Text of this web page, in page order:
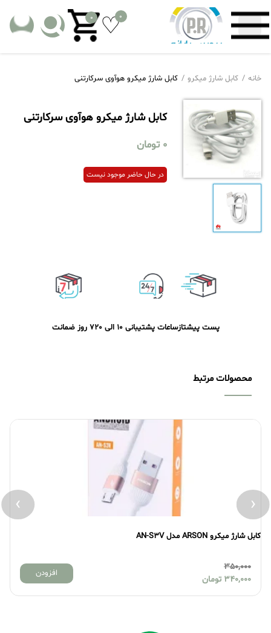
0
0
خانه کابل شارژ میکرو کابل شارژ میکرو هوآوی سرکارتنی
کابل شارژ میکرو هوآوی سرکارتنی
0 تومان
در حال حاضر موجود نیست
پست پیشتازساعات پشتیبانی 10 الی 20 7 روز ضمانت
محصولات مرتبط
کابل شارژ میکرو ARSON مدل AN-S3V
350,000
340,000 تومان
افزودن
‹
›